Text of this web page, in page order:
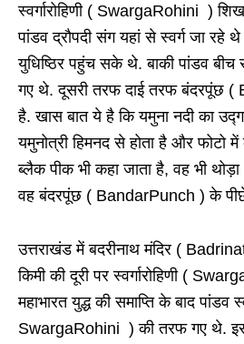
स्वर्गारोहिणी ( SwargaRohini )
पांडव द्रौपदी संग यहां से स्वर्ग जा रहे
युधिष्ठिर पहुंच सके थे. बाकी पांडव बीच
गए थे. दूसरी तरफ दाई तरफ बंदरपूंछ
है. खास बात ये है कि यमुना नदी का
यमुनोत्री हिमनद से होता है और फोटो में
ब्लैक पीक भी कहा जाता है, वह भी
वह बंदरपूंछ ( BandarPunch ) के
उत्तराखंड में बदरीनाथ मंदिर (
किमी की दूरी पर स्वर्गारोहिणी (
महाभारत युद्ध की समाप्ति के बाद पांडव
SwargaRohini ) की तरफ गए थे.